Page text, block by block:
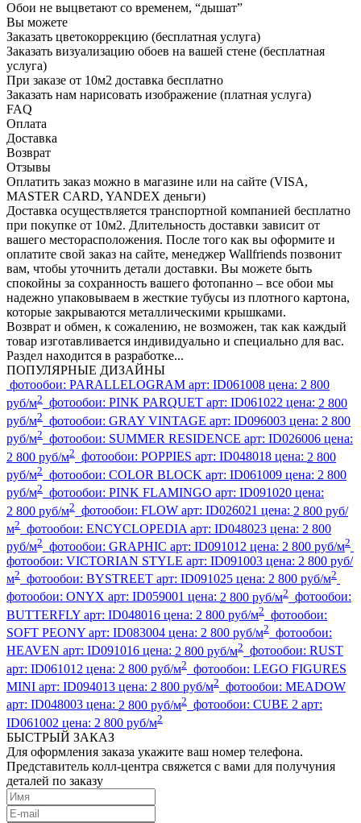
Обои не выцветают со временем, “дышат”
Вы можете
Заказать цветокоррекцию (бесплатная услуга)
Заказать визуализацию обоев на вашей стене (бесплатная
услуга)
При заказе от 10м2 доставка бесплатно
Заказать нам нарисовать изображение (платная услуга)
FAQ
Оплата
Доставка
Возврат
Отзывы
Оплатить заказ можно в магазине или на сайте (VISA,
MASTER CARD, YANDEX деньги)
Доставка осуществляется транспортной компанией бесплатно
при покупке от 10м2. Длительность доставки зависит от
вашего месторасположения. После того как вы оформите и
оплатите свой заказ на сайте, менеджер Wallfriends позвонит
вам, чтобы уточнить детали доставки. Вы можете быть
спокойны за сохранность вашего фотопанно – все обои мы
надежно упаковываем в жесткие тубусы из плотного картона,
которые закрываются металлическими крышками.
Возврат и обмен, к сожалению, не возможен, так как каждый
товар изготавливается индивидуально и специально для вас.
Раздел находится в разработке...
ПОПУЛЯРНЫЕ ДИЗАЙНЫ
фотообои: PARALLELOGRAM арт: ID061008 цена: 2 800
руб/м2 фотообои: PINK PARQUET арт: ID061022 цена: 2 800
руб/м2 фотообои: GRAY VINTAGE арт: ID096003 цена: 2 800
руб/м2 фотообои: SUMMER RESIDENCE арт: ID026006 цена:
2 800 руб/м2 фотообои: POPPIES арт: ID048018 цена: 2 800
руб/м2 фотообои: COLOR BLOCK арт: ID061009 цена: 2 800
руб/м2 фотообои: PINK FLAMINGO арт: ID091020 цена:
2 800 руб/м2 фотообои: FLOW арт: ID026021 цена: 2 800 руб/
м2 фотообои: ENCYCLOPEDIA арт: ID048023 цена: 2 800
руб/м2 фотообои: GRAPHIC арт: ID091012 цена: 2 800 руб/м2
фотообои: VICTORIAN STYLE арт: ID091003 цена: 2 800 руб/
м2 фотообои: BYSTREET арт: ID091025 цена: 2 800 руб/м2
фотообои: ONYX арт: ID059001 цена: 2 800 руб/м2 фотообои:
BUTTERFLY арт: ID048016 цена: 2 800 руб/м2 фотообои:
SOFT PEONY арт: ID083004 цена: 2 800 руб/м2 фотообои:
HEAVEN арт: ID091016 цена: 2 800 руб/м2 фотообои: RUST
арт: ID061012 цена: 2 800 руб/м2 фотообои: LEGO FIGURES
MINI арт: ID094013 цена: 2 800 руб/м2 фотообои: MEADOW
арт: ID048003 цена: 2 800 руб/м2 фотообои: CUBE 2 арт:
ID061002 цена: 2 800 руб/м2
БЫСТРЫЙ ЗАКАЗ
Для оформления заказа укажите ваш номер телефона.
Представитель колл-центра свяжется с вами для получуния
деталей по заказу